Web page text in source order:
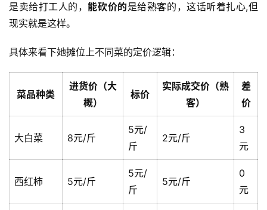
是卖给打工人的，能砍价的是给熟客的，这话听着扎心,但
现实就是这样。
具体来看下她摊位上不同菜的定价逻辑：
菜品种类
进货价（大
概）
标价
实际成交价（熟
客）
差
价
大白菜 8元/斤
5元/
斤
2元/斤
3
元
西红柿 5元/斤
5元/
斤
5元/斤
0
元